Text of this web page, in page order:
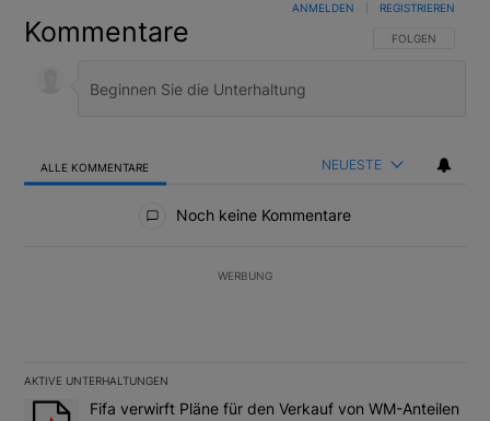
Kommentare FOLGE DIESER
FOLGEN
ANMELDEN REGISTRIEREN
ALLE KOMMENTARE NEUESTE
Noch keine Kommentare
WERBUNG
AKTIVE UNTERHALTUNGEN
Das Folgende ist eine Liste der am meisten kommentierten
Ein Trendartikel mit dem Titel "Fifa verwirft Pläne für den
Fifa verwirft Pläne für den Verkauf von WM-Anteilen